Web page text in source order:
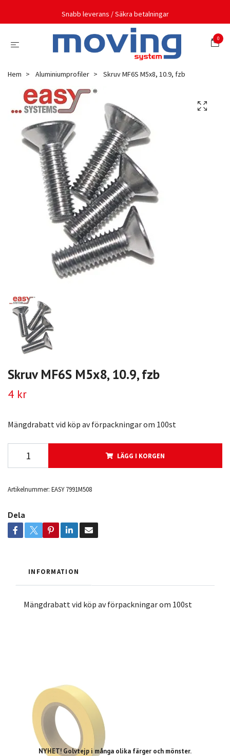
Snabb leverans / Säkra betalningar
0
NYHET! Golvtejp i många olika färger och mönster.
Hem Aluminiumprofiler Skruv MF6S M5x8, 10.9, fzb
Skruv MF6S M5x8, 10.9, fzb
4 kr
Mängdrabatt vid köp av förpackningar om 100st
LÄGG I KORGEN
Artikelnummer: EASY 7991M508
Dela
INFORMATION
Mängdrabatt vid köp av förpackningar om 100st